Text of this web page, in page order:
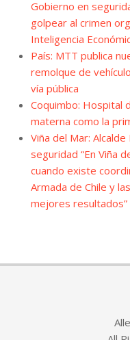
Gobierno en
golpear al crimen
Inteligencia
País: MTT publica
remolque de
vía pública
Coquimbo: Hospital
materna como la
Viña del Mar:
seguridad “En Viña
cuando existe
Armada de Chile y
mejores resultados”